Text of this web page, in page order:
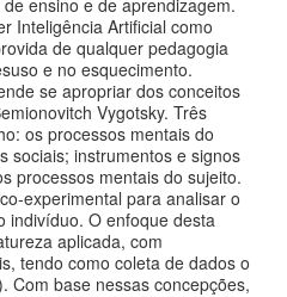
Inteligência Artificial como
de qualquer pedagogia
e no esquecimento.
se apropriar dos conceitos
Vygotsky. Três
os processos mentais do
sociais; instrumentos e signos
processos mentais do sujeito.
experimental para analisar o
indivíduo. O enfoque desta
aplicada, com
tendo como coleta de dados o
Com base nessas concepções,